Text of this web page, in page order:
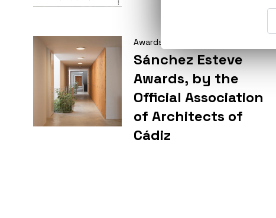
Awards
Sánchez Esteve
Awards, by the
Official Association
of Architects of
Cádiz